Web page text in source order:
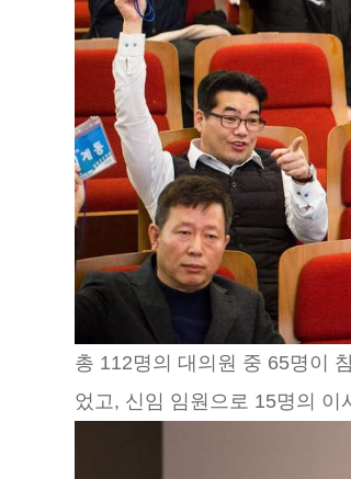
총 112명의 대의원 중 65명이
었고, 신임 임원으로 15명의